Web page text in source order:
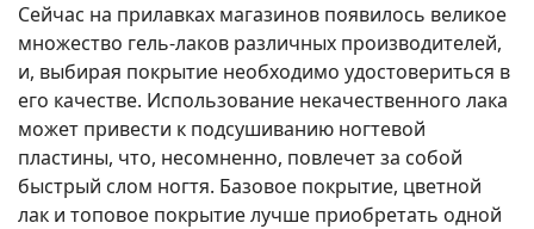
Сейчас на прилавках магазинов появилось великое
множество гель-лаков различных производителей,
и, выбирая покрытие необходимо удостовериться в
его качестве. Использование некачественного лака
может привести к подсушиванию ногтевой
пластины, что, несомненно, повлечет за собой
быстрый слом ногтя. Базовое покрытие, цветной
лак и топовое покрытие лучше приобретать одной